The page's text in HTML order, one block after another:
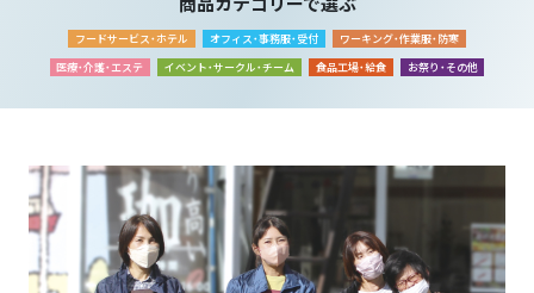
フードサービス・ホテル オフィス・事務服・受付
ワーキング・作業服・防寒
医療・介護・エステ
イベント・サークル・チーム 食品工場・給食 お祭り・その他